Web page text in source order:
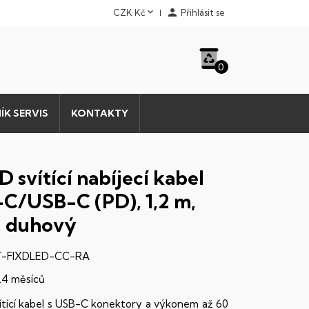
CZK Kč  Přihlásit se
0
SERVIS KONTAKTY
svítící nabíjecí kabel
USB-C (PD), 1,2 m,
duhový
FIXDLED-CC-RA
měsíců
kabel s USB-C konektory a výkonem až 60